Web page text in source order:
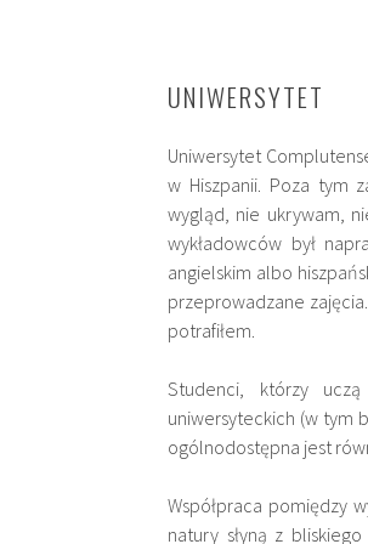
UNIWERSYTET
Uniwersytet
w Hiszpanii. Poza tym
wygląd, nie ukrywam,
wykładowców był
angielskim albo
przeprowadzane
potrafiłem.
Studenci, którzy
uniwersyteckich (w tym
ogólnodostępna jest
Współpraca pomiędzy
natury słyną z